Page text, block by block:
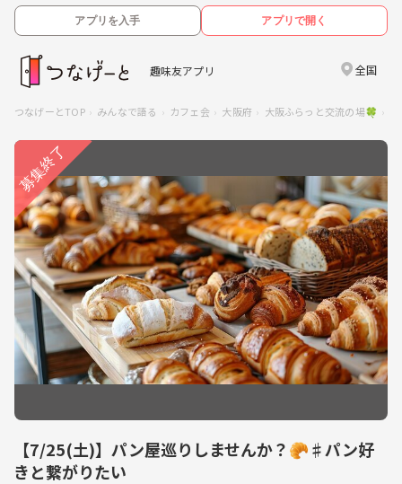
アプリを入手 アプリで開く
趣味友アプリ 全国
つなげーとTOP みんなで語る カフェ会 大阪府 大阪ふらっと交流の場🍀
【7/25(土)】パン屋巡りしませんか？🥐♯パン好
きと繋がりたい